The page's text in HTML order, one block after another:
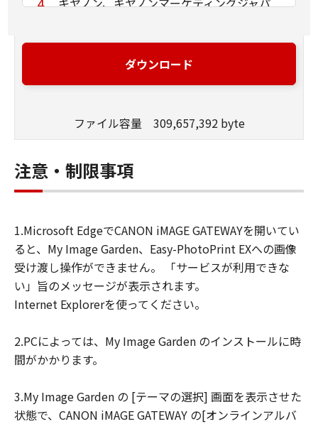
は、本ソフトウェアがユーザーの特定の目
的のために適当であること、もしくは有用
ていかなる保証もいたしません。
キヤノン、キヤノンマーケティングジャパ
ン株式会社およびキヤノンのライセンサー
は、本ソフトウェアの使用に付随または関
連して生ずる直接的または間接的な損失、
一切の責任を負いません。
ユーザーは、日本国政府または該当国の政
府より必要な許可等を得ることなしに、本
ソフトウェアの全部または一部を、直接ま
たは間接に輸出してはなりません。
ダウンロード
ファイル容量 309,657,392 byte
注意・制限事項
1.Microsoft EdgeでCANON iMAGE GATEWAYを開いてい
ると、My Image Garden、Easy-PhotoPrint EXへの画像
受け渡し操作ができません。 「サービスが利用できな
い」旨のメッセージが表示されます。
Internet Explorerを使ってください。
2.PCによっては、My Image Garden のインストールに時
間がかかります。
3.My Image Garden の [テーマの選択] 画面を表示させた
状態で、CANON iMAGE GATEWAY の[オンラインアルバ